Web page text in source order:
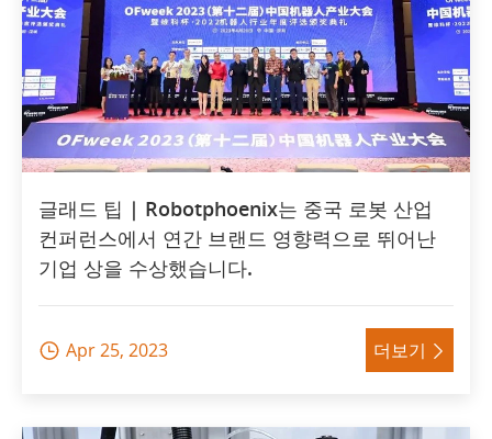
글래드 팁 | Robotphoenix는 중국 로봇 산업
컨퍼런스에서 연간 브랜드 영향력으로 뛰어난
기업 상을 수상했습니다.
 Apr 25, 2023 더보기 